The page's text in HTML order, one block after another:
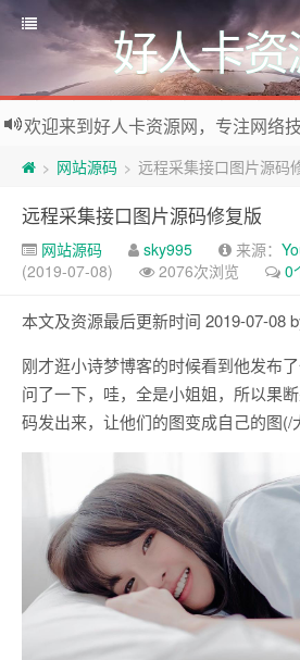
好人卡资
> 网站源码 > 远程采集接口图片源码
远程采集接口图片源码修复版
网站源码 sky995 来源：
(2019-07-08)
2076次浏览 0
本文及资源最后更新时间 2019-07-08
刚才逛小诗梦博客的时候看到他发布
问了一下，哇，全是小姐姐，所以果
码发出来，让他们的图变成自己的图(/